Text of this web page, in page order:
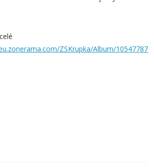
ZSKrupka/Album/10547787